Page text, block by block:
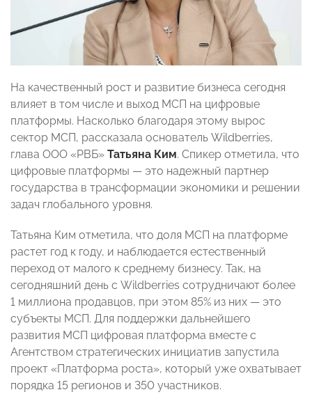
На качественный рост и развитие бизнеса сегодня
влияет в том числе и выход МСП на цифровые
платформы. Насколько благодаря этому вырос
сектор МСП, рассказала основатель Wildberries,
глава ООО «РВБ» Татьяна Ким. Спикер отметила, что
цифровые платформы — это надежный партнер
государства в трансформации экономики и решении
задач глобального уровня.
Татьяна Ким отметила, что доля МСП на платформе
растет год к году, и наблюдается естественный
переход от малого к среднему бизнесу. Так, на
сегодняшний день с Wildberries сотрудничают более
1 миллиона продавцов, при этом 85% из них — это
субъекты МСП. Для поддержки дальнейшего
развития МСП цифровая платформа вместе с
Агентством стратегических инициатив запустила
проект «Платформа роста», который уже охватывает
порядка 15 регионов и 350 участников.